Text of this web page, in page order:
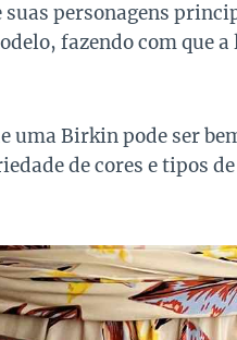
suas personagens
fazendo com que
uma Birkin pode ser
de cores e tipos